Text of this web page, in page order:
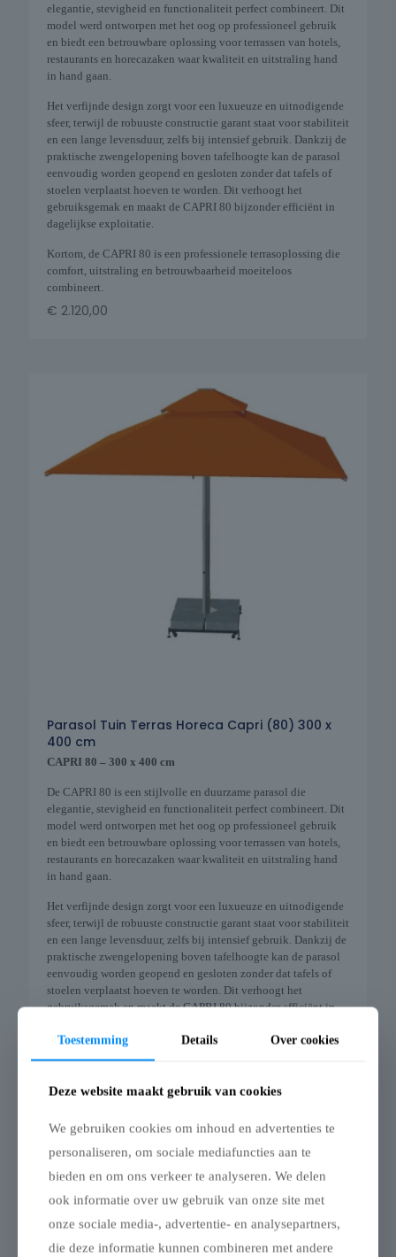
elegantie, stevigheid en functionaliteit perfect combineert. Dit
model werd ontworpen met het oog op professioneel gebruik
en biedt een betrouwbare oplossing voor terrassen van hotels,
restaurants en horecazaken waar kwaliteit en uitstraling hand
in hand gaan.
Het verfijnde design zorgt voor een luxueuze en uitnodigende
sfeer, terwijl de robuuste constructie garant staat voor stabiliteit
en een lange levensduur, zelfs bij intensief gebruik. Dankzij de
praktische zwengelopening boven tafelhoogte kan de parasol
eenvoudig worden geopend en gesloten zonder dat tafels of
stoelen verplaatst hoeven te worden. Dit verhoogt het
gebruiksgemak en maakt de CAPRI 80 bijzonder efficiënt in
dagelijkse exploitatie.
Kortom, de CAPRI 80 is een professionele terrasoplossing die
comfort, uitstraling en betrouwbaarheid moeiteloos
combineert.
€ 2.120,00
Parasol Tuin Terras Horeca Capri (80) 300 x
400 cm
CAPRI 80 – 300 x 400 cm
De CAPRI 80 is een stijlvolle en duurzame parasol die
elegantie, stevigheid en functionaliteit perfect combineert. Dit
model werd ontworpen met het oog op professioneel gebruik
en biedt een betrouwbare oplossing voor terrassen van hotels,
restaurants en horecazaken waar kwaliteit en uitstraling hand
in hand gaan.
Het verfijnde design zorgt voor een luxueuze en uitnodigende
sfeer, terwijl de robuuste constructie garant staat voor stabiliteit
en een lange levensduur, zelfs bij intensief gebruik. Dankzij de
praktische zwengelopening boven tafelhoogte kan de parasol
eenvoudig worden geopend en gesloten zonder dat tafels of
stoelen verplaatst hoeven te worden. Dit verhoogt het
gebruiksgemak en maakt de CAPRI 80 bijzonder efficiënt in
combineert.
Toestemming Details Over cookies
Deze website maakt gebruik van cookies
We gebruiken cookies om inhoud en advertenties te
personaliseren, om sociale mediafuncties aan te
bieden en om ons verkeer te analyseren. We delen
ook informatie over uw gebruik van onze site met
onze sociale media-, advertentie- en analysepartners,
die deze informatie kunnen combineren met andere